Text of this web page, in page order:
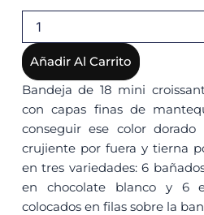
CROISSANTS
cantidad
Añadir Al Carrito
Bandeja de 18 mini
con capas finas de
conseguir ese color
crujiente por fuera y tierna
en tres variedades: 6
en chocolate blanco y 6
colocados en filas sobre la